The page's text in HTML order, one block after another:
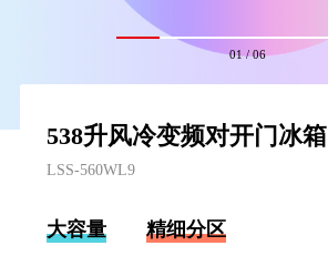
01/06
538升风冷变频对开门冰箱
LSS-560WL9
大容量 精细分区